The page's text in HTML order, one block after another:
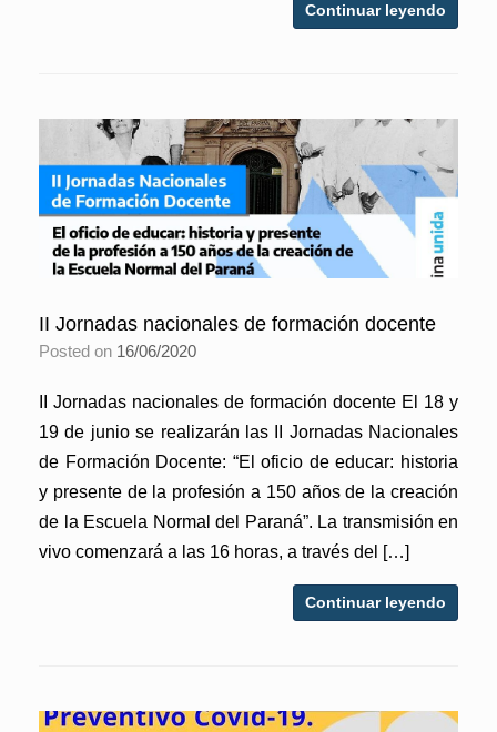
Continuar leyendo
II Jornadas nacionales de formación docente
Posted on 16/06/2020
II Jornadas nacionales de formación docente El 18 y
19 de junio se realizarán las II Jornadas Nacionales
de Formación Docente: “El oficio de educar: historia
y presente de la profesión a 150 años de la creación
de la Escuela Normal del Paraná”. La transmisión en
vivo comenzará a las 16 horas, a través del […]
Continuar leyendo